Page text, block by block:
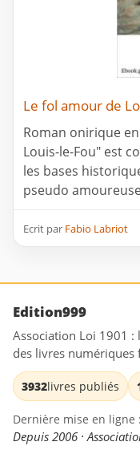
Le fol amour de
Roman onirique
Louis-le-Fou" est
les bases
pseudo
Ecrit par Fabio Labriot
Edition999
Association Loi 1901
des livres numériques
3932livres publiés
Dernière mise en ligne :
Depuis 2006 ·